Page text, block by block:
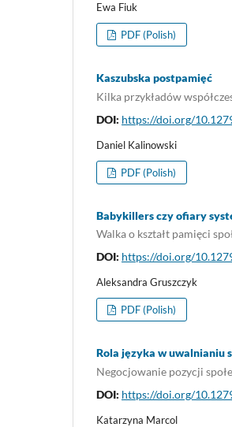
Ewa Fiuk
PDF (Polish)
Kaszubska postpamięć
Kilka przykładów
DOI: https://doi.org/
Daniel Kalinowski
PDF (Polish)
Babykillers czy ofiary
Walka o kształt pamięci
DOI: https://doi.org/
Aleksandra Gruszczyk
PDF (Polish)
Rola języka w uwalnianiu
Negocjowanie pozycji
DOI: https://doi.org/
Katarzyna Marcol